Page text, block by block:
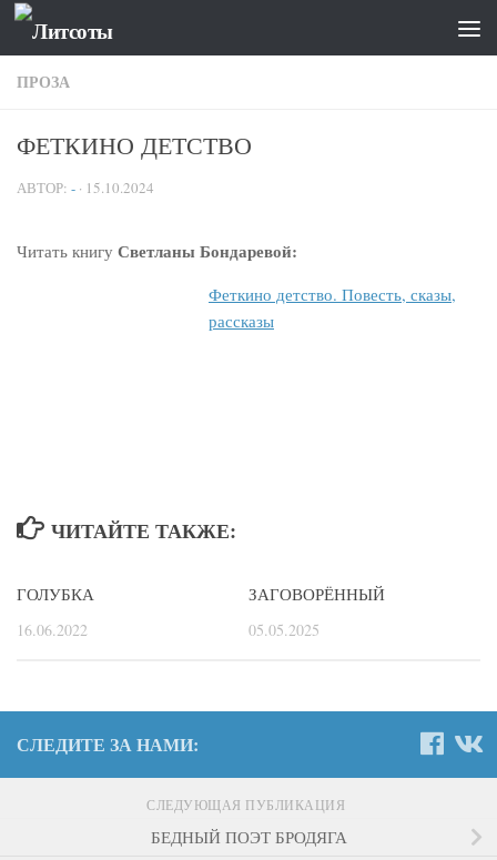
Skip to content
ПРОЗА
ФЕТКИНО ДЕТСТВО
АВТОР: - · 15.10.2024
Читать книгу Светланы Бондаревой:
Феткино детство. Повесть, сказы,
рассказы
ЧИТАЙТЕ ТАКЖЕ:
ГОЛУБКА
16.06.2022
ЗАГОВОРЁННЫЙ
05.05.2025
СЛЕДИТЕ ЗА НАМИ:
СЛЕДУЮЩАЯ ПУБЛИКАЦИЯ
БЕДНЫЙ ПОЭТ БРОДЯГА